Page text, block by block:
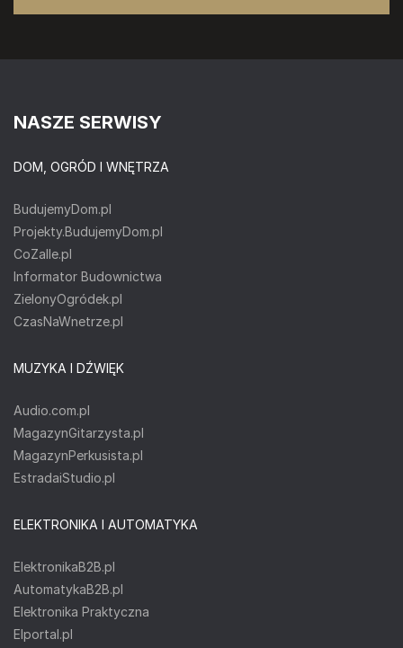
NASZE SERWISY
DOM, OGRÓD I WNĘTRZA
BudujemyDom.pl
Projekty.BudujemyDom.pl
CoZaIle.pl
Informator Budownictwa
ZielonyOgródek.pl
CzasNaWnetrze.pl
MUZYKA I DŹWIĘK
Audio.com.pl
MagazynGitarzysta.pl
MagazynPerkusista.pl
EstradaiStudio.pl
ELEKTRONIKA I AUTOMATYKA
ElektronikaB2B.pl
AutomatykaB2B.pl
Elektronika Praktyczna
Elportal.pl